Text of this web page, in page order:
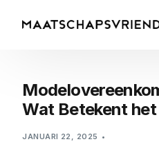
Wat Betekent
JANUARI 22, 2025